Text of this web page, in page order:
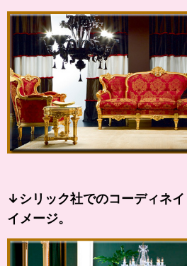
↓シリック社でのコーディネ
イメージ。